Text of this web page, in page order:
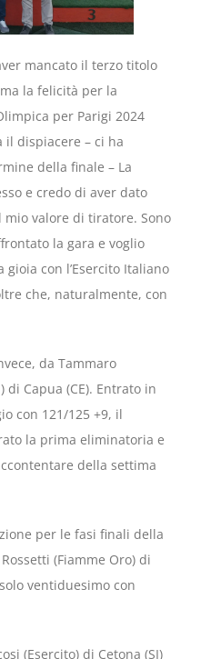
mancato il terzo titolo
la felicità per la
per Parigi 2024
il dispiacere – ci ha
della finale – La
e credo di aver dato
valore di tiratore. Sono
la gara e voglio
con l’Esercito Italiano
che, naturalmente, con
da Tammaro
di Capua (CE). Entrato in
con 121/125 +9, il
la prima eliminatoria e
della settima
per le fasi finali della
(Fiamme Oro) di
ventiduesimo con
(Esercito) di Cetona (SI)